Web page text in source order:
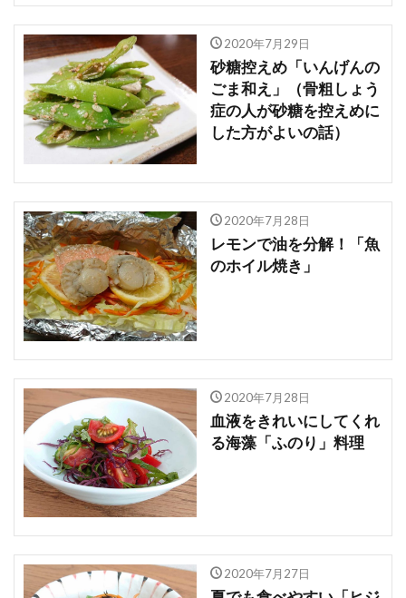
2020年7月29日
砂糖控えめ「いんげんの
ごま和え」（骨粗しょう
症の人が砂糖を控えめに
した方がよいの話）
2020年7月28日
レモンで油を分解！「魚
のホイル焼き」
2020年7月28日
血液をきれいにしてくれ
る海藻「ふのり」料理
2020年7月27日